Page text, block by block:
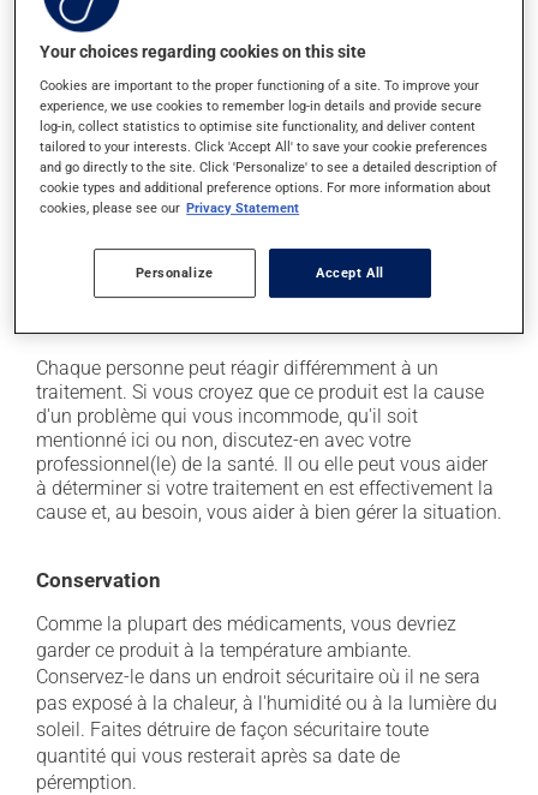
l'occasion entraîner certains effets indésirables (effets
secondaires), notamment :
il peut provoquer des maux de ventre, des crampes;
il peut causer de la diarrhée;
il peut donner des problèmes de digestion;
il peut causer des étourdissements - levez-vous
lentement et soyez prudent avant de prendre le
il peut faire augmenter la pression artérielle;
il peut causer des nausées ou, rarement, des
Chaque personne peut réagir différemment à un
traitement. Si vous croyez que ce produit est la cause
d'un problème qui vous incommode, qu'il soit
mentionné ici ou non, discutez-en avec votre
professionnel(le) de la santé. Il ou elle peut vous aider
à déterminer si votre traitement en est effectivement la
cause et, au besoin, vous aider à bien gérer la situation.
Conservation
Comme la plupart des médicaments, vous devriez
garder ce produit à la température ambiante.
Conservez-le dans un endroit sécuritaire où il ne sera
pas exposé à la chaleur, à l'humidité ou à la lumière du
soleil. Faites détruire de façon sécuritaire toute
quantité qui vous resterait après sa date de
péremption.
Your choices regarding cookies on this site
Cookies are important to the proper functioning of a site. To improve your
experience, we use cookies to remember log-in details and provide secure
log-in, collect statistics to optimise site functionality, and deliver content
tailored to your interests. Click 'Accept All' to save your cookie preferences
and go directly to the site. Click 'Personalize' to see a detailed description of
cookie types and additional preference options. For more information about
cookies, please see our Privacy Statement
Personalize Accept All